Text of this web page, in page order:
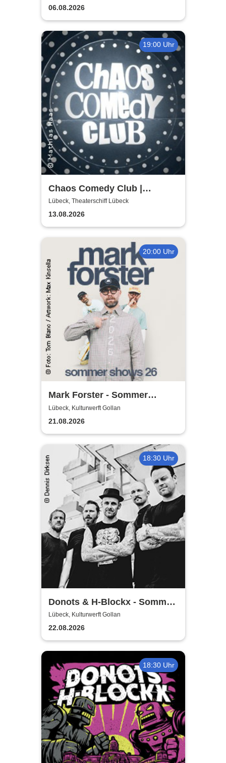
06.08.2026
19:00 Uhr
Chaos Comedy Club |
Theaterschiff Lübeck
Lübeck, Theaterschiff Lübeck
13.08.2026
20:00 Uhr
Mark Forster - Sommer
Shows 2026
Lübeck, Kulturwerft Gollan
21.08.2026
18:30 Uhr
Donots & H-Blockx - Sommer
Shows 2026
Lübeck, Kulturwerft Gollan
22.08.2026
18:30 Uhr